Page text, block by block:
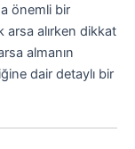
önemli bir
alırken dikkat
almanın
dair detaylı bir